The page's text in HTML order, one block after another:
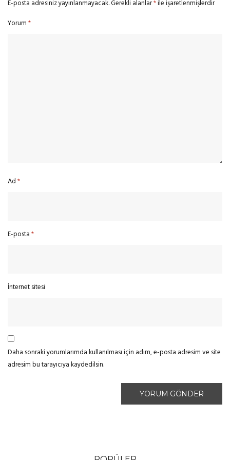
E-posta adresiniz yayınlanmayacak.Gerekli alanlar*ile işaretlenmişlerdir
Yorum*
Ad*
E-posta*
İnternet sitesi
Daha sonraki yorumlarımda kullanılması için adım, e-posta adresim ve site
adresim bu tarayıcıya kaydedilsin.